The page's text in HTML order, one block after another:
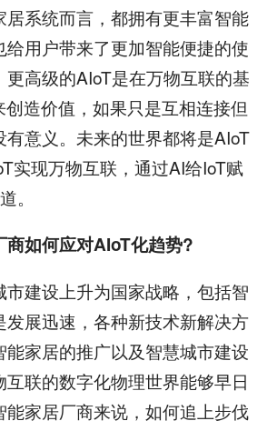
居系统而言，都拥有更丰富智能
给用户带来了更加智能便捷的使
更高级的AIoT是在万物互联的基
造价值，如果只是互相连接但
意义。未来的世界都将是AIoT
实现万物互联，通过AI给IoT赋
。
商如何应对AIoT化趋势?
建设上升为国家战略，包括智
发展迅速，各种新技术新解决方
家居的推广以及智慧城市建设
联的数字化物理世界能够早日
能家居厂商来说，如何追上步伐